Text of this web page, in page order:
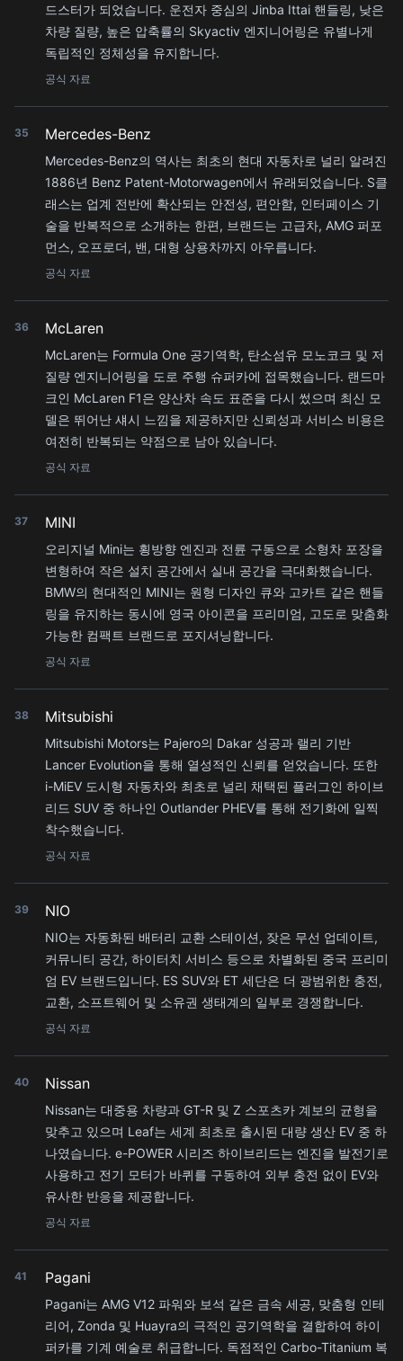
드스터가 되었습니다. 운전자 중심의 Jinba Ittai 핸들링, 낮은
차량 질량, 높은 압축률의 Skyactiv 엔지니어링은 유별나게
독립적인 정체성을 유지합니다.
공식 자료
35 Mercedes-Benz
Mercedes-Benz의 역사는 최초의 현대 자동차로 널리 알려진
1886년 Benz Patent-Motorwagen에서 유래되었습니다. S클
래스는 업계 전반에 확산되는 안전성, 편안함, 인터페이스 기
술을 반복적으로 소개하는 한편, 브랜드는 고급차, AMG 퍼포
먼스, 오프로더, 밴, 대형 상용차까지 아우릅니다.
공식 자료
36 McLaren
McLaren는 Formula One 공기역학, 탄소섬유 모노코크 및 저
질량 엔지니어링을 도로 주행 슈퍼카에 접목했습니다. 랜드마
크인 McLaren F1은 양산차 속도 표준을 다시 썼으며 최신 모
델은 뛰어난 섀시 느낌을 제공하지만 신뢰성과 서비스 비용은
여전히 반복되는 약점으로 남아 있습니다.
공식 자료
37 MINI
오리지널 Mini는 횡방향 엔진과 전륜 구동으로 소형차 포장을
변형하여 작은 설치 공간에서 실내 공간을 극대화했습니다.
BMW의 현대적인 MINI는 원형 디자인 큐와 고카트 같은 핸들
링을 유지하는 동시에 영국 아이콘을 프리미엄, 고도로 맞춤화
가능한 컴팩트 브랜드로 포지셔닝합니다.
공식 자료
38 Mitsubishi
Mitsubishi Motors는 Pajero의 Dakar 성공과 랠리 기반
Lancer Evolution을 통해 열성적인 신뢰를 얻었습니다. 또한
i-MiEV 도시형 자동차와 최초로 널리 채택된 플러그인 하이브
리드 SUV 중 하나인 Outlander PHEV를 통해 전기화에 일찍
착수했습니다.
공식 자료
39 NIO
NIO는 자동화된 배터리 교환 스테이션, 잦은 무선 업데이트,
커뮤니티 공간, 하이터치 서비스 등으로 차별화된 중국 프리미
엄 EV 브랜드입니다. ES SUV와 ET 세단은 더 광범위한 충전,
교환, 소프트웨어 및 소유권 생태계의 일부로 경쟁합니다.
공식 자료
40 Nissan
Nissan는 대중용 차량과 GT-R 및 Z 스포츠카 계보의 균형을
맞추고 있으며 Leaf는 세계 최초로 출시된 대량 생산 EV 중 하
나였습니다. e-POWER 시리즈 하이브리드는 엔진을 발전기로
사용하고 전기 모터가 바퀴를 구동하여 외부 충전 없이 EV와
유사한 반응을 제공합니다.
공식 자료
41 Pagani
Pagani는 AMG V12 파워와 보석 같은 금속 세공, 맞춤형 인테
리어, Zonda 및 Huayra의 극적인 공기역학을 결합하여 하이
퍼카를 기계 예술로 취급합니다. 독점적인 Carbo-Titanium 복